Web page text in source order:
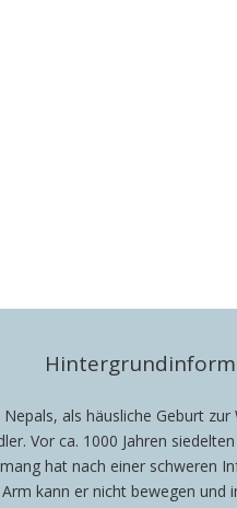
als häusliche Geburt
Vor ca. 1000 Jahren
hat nach einer schweren
kann er nicht bewegen